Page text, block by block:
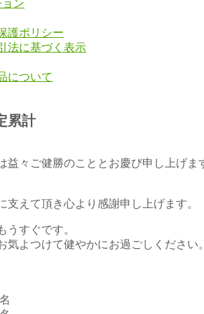
ン
護ポリシー
法に基づく表示
について
累計
益々ご健勝のこととお慶び申し上げま
支えて頂き心より感謝申し上げます。
うすぐです。
気よつけて健やかにお過ごしください